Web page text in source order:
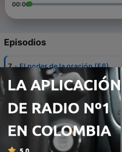
00:00
Episodios
7 - El poder de la oración (E6)
10 ene. 2021
El poder de la oración (E5)
10 ene. 2021
5 - El poder de la oración (E4)